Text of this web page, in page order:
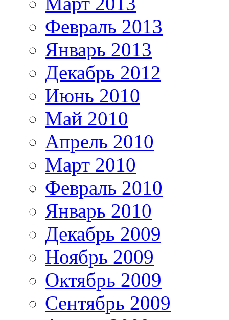
Февраль 2013
Январь 2013
Декабрь 2012
Июнь 2010
Май 2010
Апрель 2010
Март 2010
Февраль 2010
Январь 2010
Декабрь 2009
Ноябрь 2009
Октябрь 2009
Сентябрь 2009